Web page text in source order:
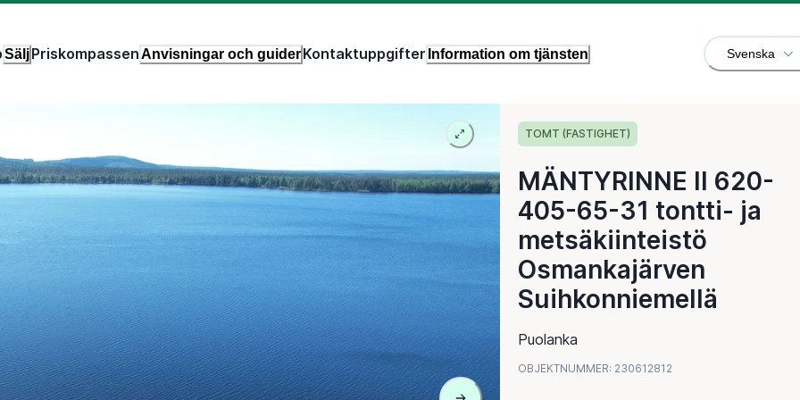
SäljPriskompassenAnvisningar och guiderKontaktuppgifter Information om tjänsten Svenska
TOMT (FASTIGHET)
MÄNTYRINNE II 620-
405-65-31 tontti- ja
metsäkiinteistö
Osmankajärven
Suihkonniemellä
Puolanka
OBJEKTNUMMER: 230612812